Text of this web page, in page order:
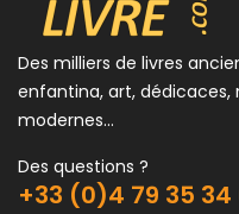
Des milliers de livres
enfantina, art, dédicaces,
modernes...
Des questions ?
+33 (0)4 79 35 34